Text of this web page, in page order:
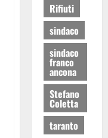
Rifiuti
sindaco
sindaco
franco
ancona
Stefano
Coletta
taranto